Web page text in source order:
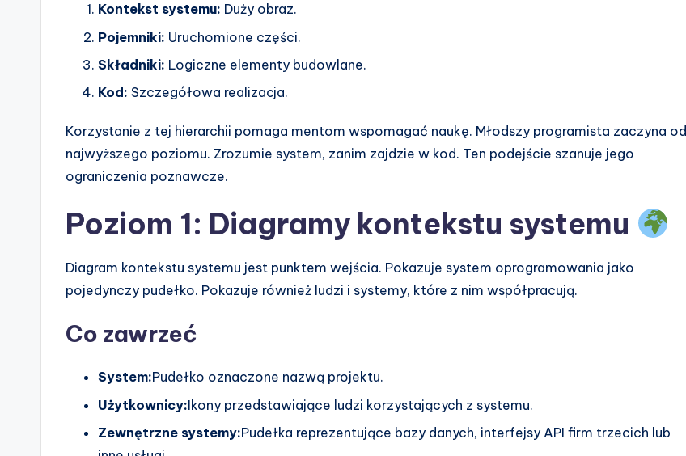
Kontekst systemu: Duży obraz.
Pojemniki: Uruchomione części.
Składniki: Logiczne elementy budowlane.
Kod: Szczegółowa realizacja.
Korzystanie z tej hierarchii pomaga mentom wspomagać naukę. Młodszy programista zaczyna od
najwyższego poziomu. Zrozumie system, zanim zajdzie w kod. Ten podejście szanuje jego
ograniczenia poznawcze.
Poziom 1: Diagramy kontekstu systemu
Diagram kontekstu systemu jest punktem wejścia. Pokazuje system oprogramowania jako
pojedynczy pudełko. Pokazuje również ludzi i systemy, które z nim współpracują.
Co zawrzeć
System:Pudełko oznaczone nazwą projektu.
Użytkownicy:Ikony przedstawiające ludzi korzystających z systemu.
Zewnętrzne systemy:Pudełka reprezentujące bazy danych, interfejsy API firm trzecich lub